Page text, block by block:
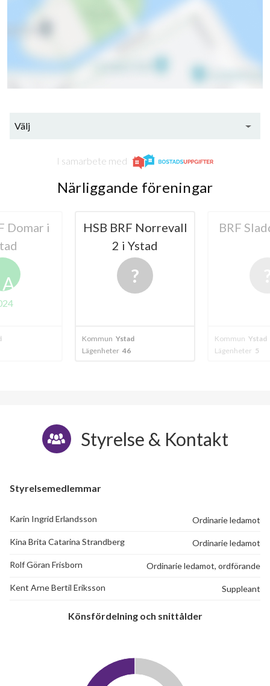
lägenheter
Välj
I samarbete med
Närliggande föreningar
Domar i
A
HSB BRF Norrevall
2 i Ystad
Kommun Ystad
Lägenheter 46
BRF
Kommun Ystad
Lägenheter 5
Styrelse & Kontakt
Styrelsemedlemmar
Karin Ingrid Erlandsson Ordinarie ledamot
Kina Brita Catarina Strandberg Ordinarie ledamot
Rolf Göran Frisborn Ordinarie ledamot, ordförande
Kent Arne Bertil Eriksson Suppleant
Könsfördelning och snittålder